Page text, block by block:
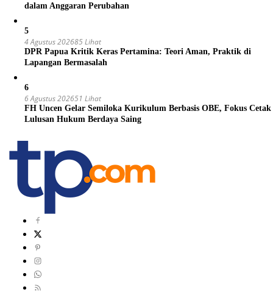
dalam Anggaran Perubahan
5
4 Agustus 202685 Lihat
DPR Papua Kritik Keras Pertamina: Teori Aman, Praktik di
Lapangan Bermasalah
6
6 Agustus 202651 Lihat
FH Uncen Gelar Semiloka Kurikulum Berbasis OBE, Fokus Cetak
Lulusan Hukum Berdaya Saing